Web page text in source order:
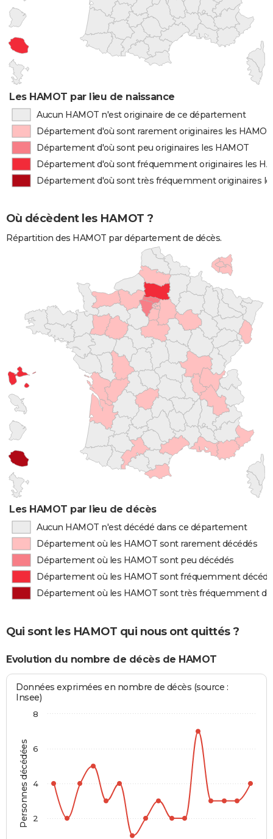
Les HAMOT par lieu de naissance
Aucun HAMOT n'est originaire de ce département
Département d'où sont rarement originaires les HAMOT
Département d'où sont peu originaires les HAMOT
Département d'où sont fréquemment originaires les
Département d'où sont très fréquemment originaires
Où décèdent les HAMOT ?
Répartition des HAMOT par département de décès.
Les HAMOT par lieu de décès
Aucun HAMOT n'est décédé dans ce département
Département où les HAMOT sont rarement décédés
Département où les HAMOT sont peu décédés
Département où les HAMOT sont fréquemment
Département où les HAMOT sont très fréquemment
Qui sont les HAMOT qui nous ont quittés ?
Evolution du nombre de décès de HAMOT
Personnes décédées
Données exprimées en nombre de décès (source :
Insee)
2
4
6
8